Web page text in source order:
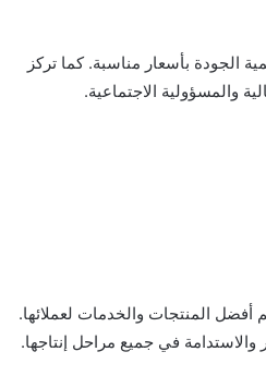
الجودة بأسعار مناسبة. كما تركز
والمسؤولية الاجتماعية.
المنتجات والخدمات لعملائها.
والاستدامة في جميع مراحل إنتاجها.